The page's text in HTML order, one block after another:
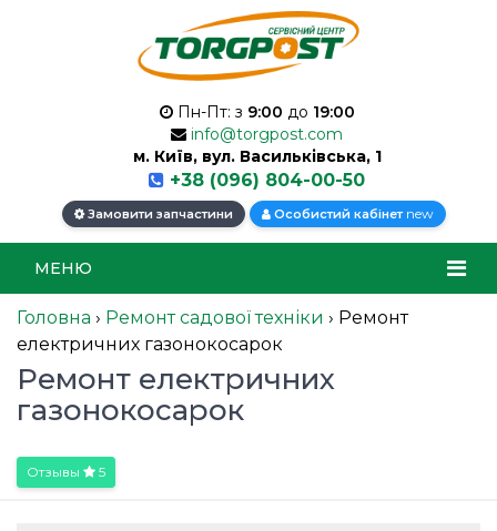
Пн-Пт: з 9:00 до 19:00
info@torgpost.com
м. Київ, вул. Васильківська, 1
+38 (096) 804-00-50
Замовити запчастини Особистий кабінет new
МЕНЮ
Головна › Ремонт садової техніки › Ремонт
електричних газонокосарок
Ремонт електричних
газонокосарок
Отзывы 5